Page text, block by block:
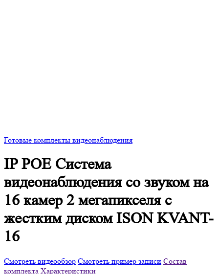
Готовые комплекты видеонаблюдения
IP POE Система
видеонаблюдения со звуком на
16 камер 2 мегапикселя с
жестким диском ISON KVANT-
16
Смотреть видеообзор Смотреть пример записи Состав
комплекта Характеристики